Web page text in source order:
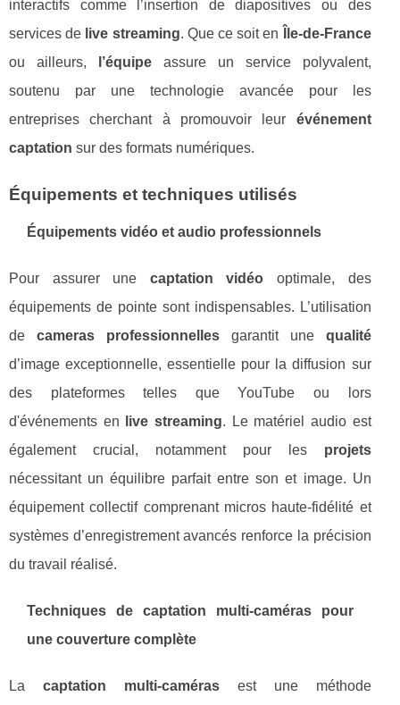
interactifs comme l’insertion de diapositives ou des
services de live streaming. Que ce soit en
Île-de-France
ou ailleurs,
l’équipeassure un service polyvalent,
soutenu par une technologie avancée pour les
entreprises cherchant à promouvoir leur événement
captation sur des formats numériques.
Équipements et techniques utilisés
Équipements vidéo et audio professionnels
Pour assurer une captation vidéo optimale, des
équipements de pointe sont indispensables. L’utilisation
de cameras professionnellesgarantit une qualité
d’image exceptionnelle, essentielle pour la diffusion sur
des plateformes telles que YouTube ou lors
d'événements en
live streaming. Le matériel audio est
également crucial, notamment pour les projets
nécessitant un équilibre parfait entre son et image. Un
équipement collectif comprenant micros haute-fidélité et
systèmes d’enregistrement avancés renforce la précision
du travail réalisé.
Techniques de captation multi-caméras pour
une couverture complète
La captation multi-camérasest une méthode